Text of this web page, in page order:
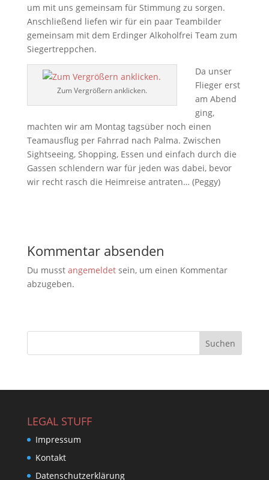
um mit uns gemeinsam für Stimmung zu sorgen.
Anschließend liefen wir für ein paar Teambilder
gemeinsam mit dem Erdinger Alkoholfrei Team zum
Siegertreppchen.
Zum Vergrößern anklicken.
Da unser
Flieger erst
am Abend
ging,
machten wir am Montag tagsüber noch einen
Teamausflug per Fahrrad nach Palma. Zwischen
Sightseeing, Shopping, Essen und einfach durch die
Gassen schlendern war für jeden was dabei, bevor
wir recht rasch die Heimreise antraten… (Peggy)
Kommentar absenden
Du musst angemeldetsein, um einen Kommentar
abzugeben.
LEGAL STUFF
Impressum
Kontakt
Datenschutzerklärung